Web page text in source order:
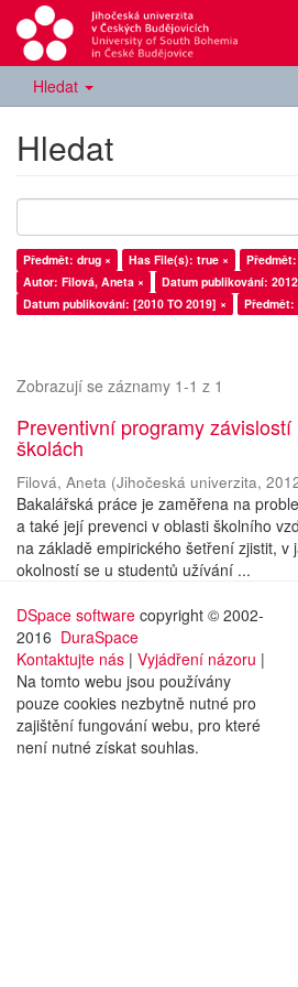
Hledat
Hledat
Předmět: drug × Has File(s): true ×
Autor: Filová, Aneta ×
Datum publikování:
Datum publikování: [2010 TO 2019] ×
Předmět:
Zobrazují se záznamy 1-1 z 1
Preventivní programy
školách
Filová, Aneta (Jihočeská univerzita,
Bakalářská práce je zaměřena na
a také její prevenci v oblasti školního
na základě empirického šetření zjistit, v
okolností se u studentů užívání ...
DSpace software copyright © 2002-
2016 DuraSpace
Kontaktujte nás | Vyjádření názoru |
Na tomto webu jsou používány
pouze cookies nezbytně nutné pro
zajištění fungování webu, pro které
není nutné získat souhlas.